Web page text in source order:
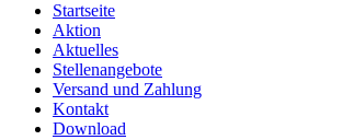
Startseite
Aktion
Aktuelles
Stellenangebote
Versand und Zahlung
Kontakt
Download